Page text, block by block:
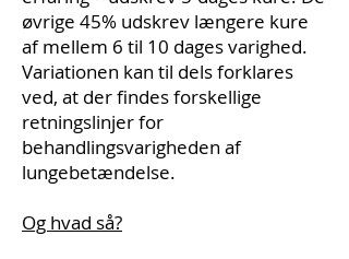
øvrige 45% udskrev længere kure
af mellem 6 til 10 dages varighed.
Variationen kan til dels forklares
ved, at der findes forskellige
retningslinjer for
behandlingsvarigheden af
lungebetændelse.
Og hvad så?